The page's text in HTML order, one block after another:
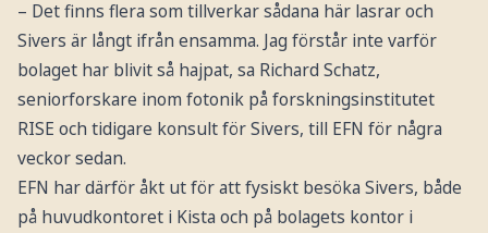
– Det finns flera som tillverkar sådana här lasrar och
Sivers är långt ifrån ensamma. Jag förstår inte varför
bolaget har blivit så hajpat, sa Richard Schatz,
seniorforskare inom fotonik på forskningsinstitutet
RISE och tidigare konsult för Sivers, till EFN för några
veckor sedan.
EFN har därför åkt ut för att fysiskt besöka Sivers, både
på huvudkontoret i Kista och på bolagets kontor i